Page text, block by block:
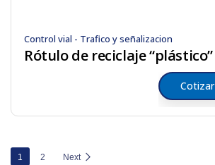
Control vial - Trafico y señalizacion
Rótulo de reciclaje “plástico”
Cotizar
1 2 Next